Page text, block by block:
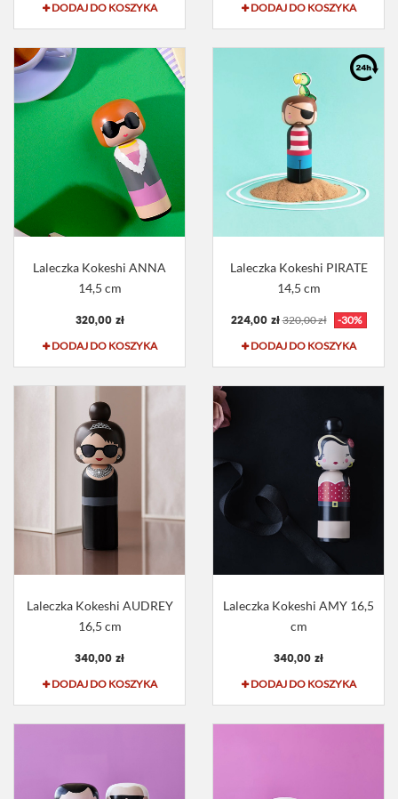
DODAJ DO KOSZYKA DODAJ DO KOSZYKA
Laleczka Kokeshi ANNA
14,5 cm
320,00 zł
DODAJ DO KOSZYKA
Laleczka Kokeshi PIRATE
14,5 cm
224,00 zł 320,00 zł
-30%
DODAJ DO KOSZYKA
Laleczka Kokeshi AUDREY
16,5 cm
340,00 zł
DODAJ DO KOSZYKA
Laleczka Kokeshi AMY 16,5
cm
340,00 zł
DODAJ DO KOSZYKA